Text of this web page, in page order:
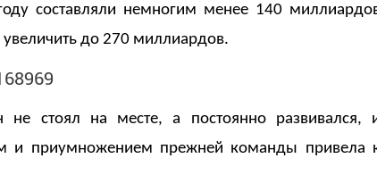
составляли немногим менее 140
увеличить до 270 миллиардов.
не стоял на месте, а постоянно развивался,
и приумножением прежней команды привела